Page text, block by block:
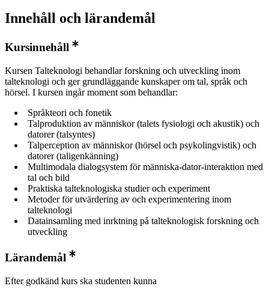
Innehåll och lärandemål
Kursinnehåll
Kursen Talteknologi behandlar forskning och utveckling inom
talteknologi och ger grundläggande kunskaper om tal, språk och
hörsel. I kursen ingår moment som behandlar:
Språkteori och fonetik
Talproduktion av människor (talets fysiologi och akustik) och
datorer (talsyntes)
Talperception av människor (hörsel och psykolingvistik) och
datorer (taligenkänning)
Multimodala dialogsystem för människa-dator-interaktion med
tal och bild
Praktiska talteknologiska studier och experiment
Metoder för utvärdering av och experimentering inom
talteknologi
Datainsamling med inrktning på talteknologisk forskning och
utveckling
Lärandemål
Efter godkänd kurs ska studenten kunna